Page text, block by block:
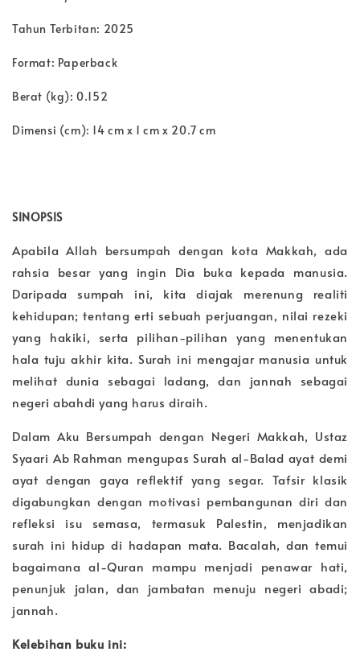
Tahun Terbitan: 2025
Format: Paperback
Berat (kg): 0.152
Dimensi (cm): 14 cm x 1 cm x 20.7 cm
SINOPSIS
Apabila Allah bersumpah dengan kota Makkah, ada
rahsia besar yang ingin Dia buka kepada manusia.
Daripada sumpah ini, kita diajak merenung realiti
kehidupan; tentang erti sebuah perjuangan, nilai rezeki
yang hakiki, serta pilihan-pilihan yang menentukan
hala tuju akhir kita. Surah ini mengajar manusia untuk
melihat dunia sebagai ladang, dan jannah sebagai
negeri abahdi yang harus diraih.
Dalam Aku Bersumpah dengan Negeri Makkah, Ustaz
Syaari Ab Rahman mengupas Surah al-Balad ayat demi
ayat dengan gaya reflektif yang segar. Tafsir klasik
digabungkan dengan motivasi pembangunan diri dan
refleksi isu semasa, termasuk Palestin, menjadikan
surah ini hidup di hadapan mata. Bacalah, dan temui
bagaimana al-Quran mampu menjadi penawar hati,
penunjuk jalan, dan jambatan menuju negeri abadi;
jannah.
Kelebihan buku ini: